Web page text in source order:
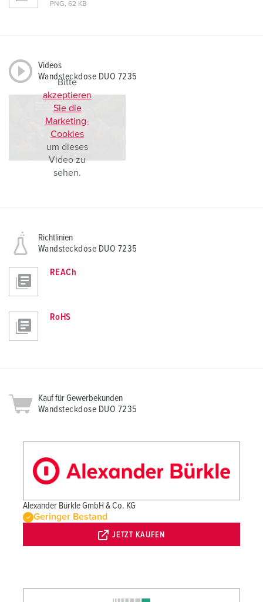
PNG, 62 KB
Videos
Wandsteckdose DUO 7235
Bitte
akzeptieren
Sie die
Marketing-
Cookies
um dieses
Video zu
sehen.
Richtlinien
Wandsteckdose DUO 7235
REACh
RoHS
Kauf für Gewerbekunden
Wandsteckdose DUO 7235
Alexander Bürkle GmbH & Co. KG
Geringer Bestand
JETZT KAUFEN